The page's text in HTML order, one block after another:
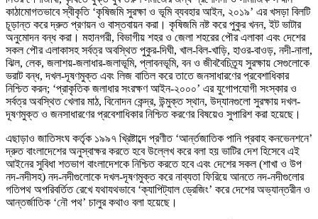
কাঠামোগতভাবে স্বীকৃতি ‘কৃষিজমি সুরক্ষা ও ভূমি ব্যবহার আইন, ২০১৯’ এর খসড়া বিলটি
চূড়ান্ত করে দ্রুত প্রণয়ন ও বাস্তবায়ন করা। কৃষিজমি নষ্ট করে পুকুর খনন, ইট ভাটার
অনুমোদন বন্ধ করা। মহানগরী, বিভাগীয় শহর ও জেলা শহরের পৌর এলাকা এবং দেশের
সকল পৌর এলাকাসহ সর্বত্র অবস্থিত পুকুর-দিঘী, খাল-বিল-খাড়ি, হাওর-বাওড়, নদী-নালা,
ঝিল, লেক, জলাশয়-জলাধার-জলাভূমি, প্লাবনভূমি, বন ও জীববৈচিত্র্য সুরক্ষায় সেগুলোকে
ভরাট বন্ধ, দখল-দূষণমুক্ত এবং লিজ বাতিল করে তাতে জনসাধারণের প্রবেশাধিকার
নিশ্চিত করন; ‘প্রাকৃতিক জলাধার সংরক্ষণ আইন-২০০০’ এর যুগোপযোগী সংস্কার ও
সর্বত্র অবস্থিত খেলার মাঠ, বিনোদন কেন্দ্র, উন্মুক্ত স্থান, উদ্যানগুলো সুরক্ষায় দখল-
দূষণমুক্ত ও জনসাধারণের প্রবেশাধিকার নিশ্চিত করণের বিষয়েও সুপারিশ করা হয়েছে।
এছাড়াও জাতিসংঘ কর্তৃক ১৯৯৭ খ্রিষ্টাব্দে প্রণীত ‘আর্ন্তজাতিক পানি প্রবাহ কনভেনশনে’
দ্রুত বাংলাদেশের অনুস্বাক্ষর করতে হবে উল্লেখ করে বলা হয় ভাটির দেশ হিসেবে এই
আইনের সুবিধা শতভাগ বাংলাদেশকে নিশ্চিত করতে হবে এবং দেশের সকল (শাখা ও উপ
নদ-নদীসহ) নদ-নদীগুলোকে দখল-দূষণমুক্ত করে নাব্যতা ফিরিয়ে আনতে নদ-নদীগুলোর
গতিপথ অপরিবর্তিত রেখে যথাযথভাবে ‘ক্যাপিট্যাল ড্রেজিং’ করে দেশের অভ্যান্তরীন ও
আন্তর্জাতিক ‘নৌ পথ’ চালুর কথাও বলা হয়েছে।